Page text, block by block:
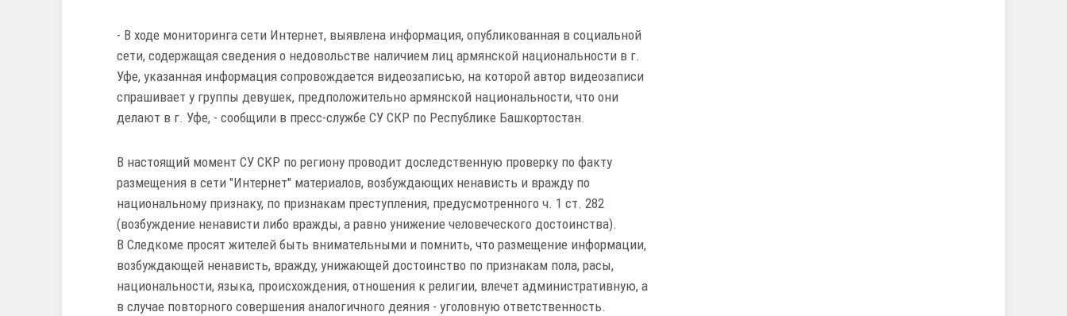
- В ходе мониторинга сети Интернет, выявлена информация, опубликованная в социальной
сети, содержащая сведения о недовольстве наличием лиц армянской национальности в г.
Уфе, указанная информация сопровождается видеозаписью, на которой автор видеозаписи
спрашивает у группы девушек, предположительно армянской национальности, что они
делают в г. Уфе, - сообщили в пресс-службе СУ СКР по Республике Башкортостан.
В настоящий момент СУ СКР по региону проводит доследственную проверку по факту
размещения в сети "Интернет" материалов, возбуждающих ненависть и вражду по
национальному признаку, по признакам преступления, предусмотренного ч. 1 ст. 282
(возбуждение ненависти либо вражды, а равно унижение человеческого достоинства).
В Следкоме просят жителей быть внимательными и помнить, что размещение информации,
возбуждающей ненависть, вражду, унижающей достоинство по признакам пола, расы,
национальности, языка, происхождения, отношения к религии, влечет административную, а
в случае повторного совершения аналогичного деяния - уголовную ответственность.